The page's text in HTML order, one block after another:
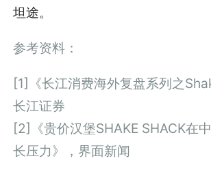
坦途。
参考资料：
[1]《长江消费海外复盘系列之
长江证券
[2]《贵价汉堡SHAKE SHACK在
长压力》，界面新闻